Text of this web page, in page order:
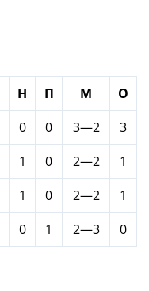
Н П М
О
0 0 3—2
3
1 0 2—2
1
1 0 2—2
1
0 1 2—3 0